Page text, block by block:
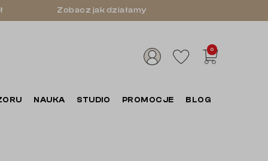
Zobacz jak działamy
0
NAUKA STUDIO PROMOCJE BLOG